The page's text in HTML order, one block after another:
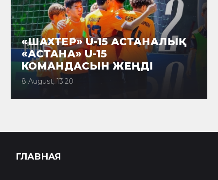
«ШАХТЕР» U-15 АСТАНАЛЫҚ
«АСТАНА» U-15
КОМАНДАСЫН ЖЕҢДІ
8 August, 13:20
ГЛАВНАЯ